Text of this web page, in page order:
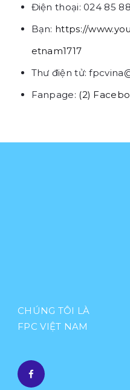
Điện thoại: 024 85
Bạn: https://
etnam1717
Thư điện tử:
Fanpage: (2)
CHÚNG TÔI LÀ
FPC VIỆT NAM